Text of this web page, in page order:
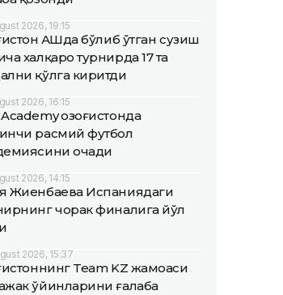
2026, 19:15
АҚШда бўлиб ўтган сузиш
халқаро турнирда 17 та
қўлга киритди
2026, 16:15
Academy Қозоғистонда
расмий футбол
очади
2026, 14:15
Жиенбаева Испаниядаги
чорак финалига йўл
2026, 15:37
Team KZ жамоаси
ўйинларини ғалаба